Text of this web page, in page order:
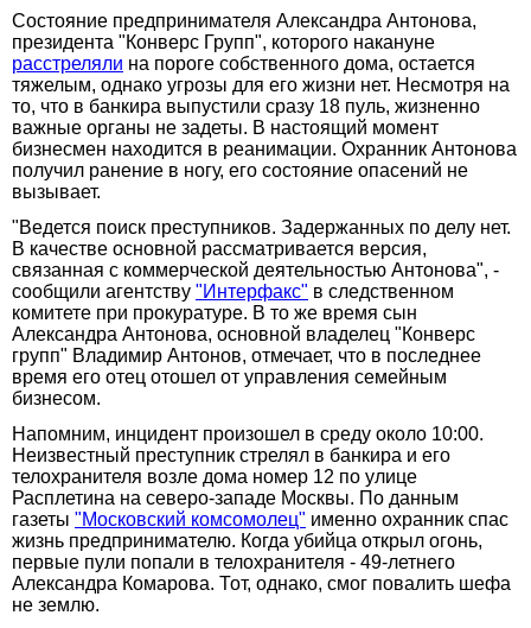
Состояние предпринимателя Александра Антонова,
президента "Конверс Групп", которого накануне
расстреляли на пороге собственного дома, остается
тяжелым, однако угрозы для его жизни нет. Несмотря на
то, что в банкира выпустили сразу 18 пуль, жизненно
важные органы не задеты. В настоящий момент
бизнесмен находится в реанимации. Охранник Антонова
получил ранение в ногу, его состояние опасений не
вызывает.
"Ведется поиск преступников. Задержанных по делу нет.
В качестве основной рассматривается версия,
связанная с коммерческой деятельностью Антонова", -
сообщили агентству "Интерфакс" в следственном
комитете при прокуратуре. В то же время сын
Александра Антонова, основной владелец "Конверс
групп" Владимир Антонов, отмечает, что в последнее
время его отец отошел от управления семейным
бизнесом.
Напомним, инцидент произошел в среду около 10:00.
Неизвестный преступник стрелял в банкира и его
телохранителя возле дома номер 12 по улице
Расплетина на северо-западе Москвы. По данным
газеты "Московский комсомолец" именно охранник спас
жизнь предпринимателю. Когда убийца открыл огонь,
первые пули попали в телохранителя - 49-летнего
Александра Комарова. Тот, однако, смог повалить шефа
не землю.